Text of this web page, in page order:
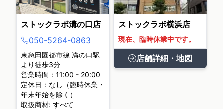
ストックラボ溝の口店
050-5264-0863
東急田園都市線 溝の口駅
より徒歩3分
営業時間：11:00 - 20:00
定休日：なし（臨時休業・
年末年始を除く）
取扱商材: すべて
ストックラボ横浜店
現在、臨時休業中です。
店舗詳細・地図